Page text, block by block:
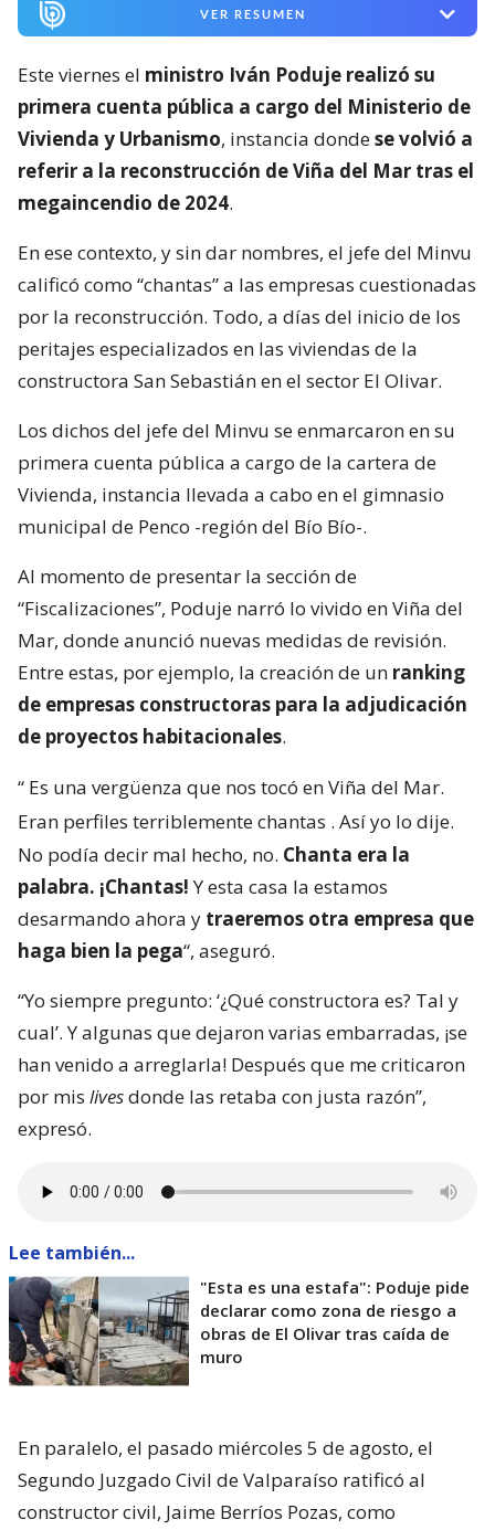
VER RESUMEN
Este viernes el ministro Iván Poduje realizó su
primera cuenta pública a cargo del Ministerio de
Vivienda y Urbanismo, instancia dondese volvió a
referir a la reconstrucción de Viña del Mar tras el
megaincendio de 2024.
En ese contexto, y sin dar nombres, el jefe del Minvu
calificó como “chantas” a las empresas cuestionadas
por la reconstrucción. Todo, a días del inicio de los
peritajes especializados en las viviendas de la
constructora San Sebastián en el sector El Olivar.
Los dichos del jefe del Minvu se enmarcaron en su
primera cuenta pública a cargo de la cartera de
Vivienda, instancia llevada a cabo en el gimnasio
municipal de Penco -región del Bío Bío-.
Al momento de presentar la sección de
“Fiscalizaciones”, Poduje narró lo vivido en Viña del
Mar, donde anunció nuevas medidas de revisión.
Entre estas, por ejemplo, la creación de un ranking
de empresas constructoras para la adjudicación
de proyectos habitacionales.
“ Es una vergüenza que nos tocó en Viña del Mar.
Eran perfiles terriblemente chantas . Así yo lo dije.
No podía decir mal hecho, no. Chanta era la
palabra. ¡Chantas!Y esta casa la estamos
desarmando ahora y traeremos otra empresa que
haga bien la pega“, aseguró.
“Yo siempre pregunto: ‘¿Qué constructora es? Tal y
cual’. Y algunas que dejaron varias embarradas, ¡se
han venido a arreglarla! Después que me criticaron
por mis livesdonde las retaba con justa razón”,
expresó.
Lee también...
"Esta es una estafa": Poduje pide
declarar como zona de riesgo a
obras de El Olivar tras caída de
muro
En paralelo, el pasado miércoles 5 de agosto, el
Segundo Juzgado Civil de Valparaíso ratificó al
constructor civil, Jaime Berríos Pozas, como